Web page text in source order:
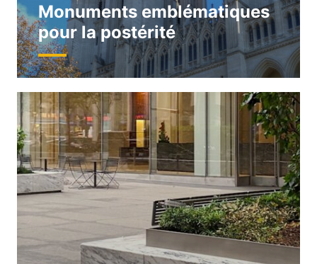
Monuments emblématiques
pour la postérité